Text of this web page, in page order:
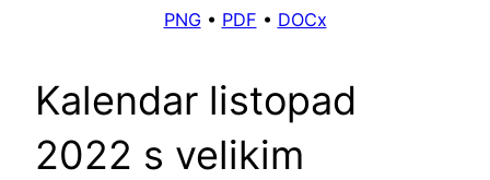
PNG • PDF • DOCx
Kalendar listopad
2022 s velikim